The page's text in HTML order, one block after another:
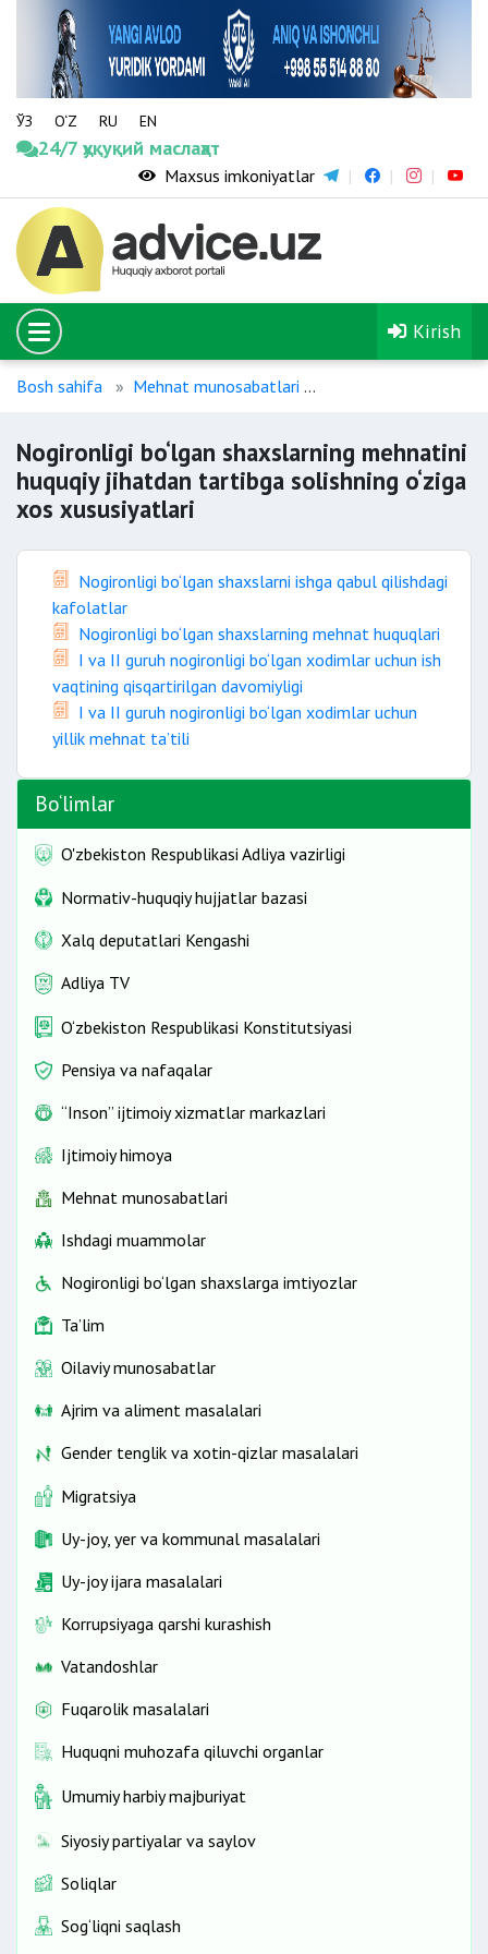
ЎЗ O‘Z RU EN
24/7 ҳуқуқий маслаҳат
Maxsus imkoniyatlar
Kirish
Bosh sahifa Mehnat munosabatlari
Nogironligi bo‘lgan shaxslarning mehnatini
huquqiy jihatdan tartibga solishning o‘ziga
xos xususiyatlari
Nogironligi bo‘lgan shaxslarni ishga qabul qilishdagi
kafolatlar
Nogironligi bo‘lgan shaxslarning mehnat huquqlari
I va II guruh nogironligi bo‘lgan xodimlar uchun ish
vaqtining qisqartirilgan davomiyligi
I va II guruh nogironligi bo‘lgan xodimlar uchun
yillik mehnat ta’tili
Bo‘limlar
O'zbekiston Respublikasi Adliya vazirligi
Normativ-huquqiy hujjatlar bazasi
Xalq deputatlari Kengashi
Adliya TV
O‘zbekiston Respublikasi Konstitutsiyasi
Pensiya va nafaqalar
“Inson” ijtimoiy xizmatlar markazlari
Ijtimoiy himoya
Mehnat munosabatlari
Ishdagi muammolar
Nogironligi bo‘lgan shaxslarga imtiyozlar
Ta’lim
Oilaviy munosabatlar
Ajrim va aliment masalalari
Gender tenglik va xotin-qizlar masalalari
Migratsiya
Uy-joy, yer va kommunal masalalari
Uy-joy ijara masalalari
Korrupsiyaga qarshi kurashish
Vatandoshlar
Fuqarolik masalalari
Huquqni muhozafa qiluvchi organlar
Umumiy harbiy majburiyat
Siyosiy partiyalar va saylov
Soliqlar
Sog‘liqni saqlash